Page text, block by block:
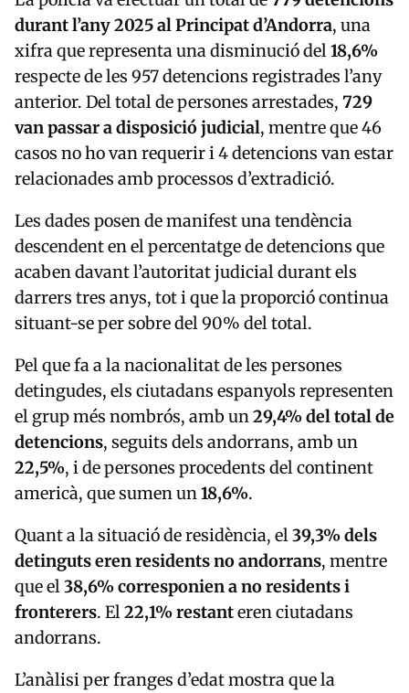
durant l’any 2025 al Principat d’Andorra, una
xifra que representa una disminució del18,6%
respecte de les 957 detencions registrades l’any
anterior. Del total de persones arrestades, 729
van passar a disposició judicial, mentre que 46
casos no ho van requerir i 4 detencions van estar
relacionades amb processos d’extradició.
Les dades posen de manifest una tendència
descendent en el percentatge de detencions que
acaben davant l’autoritat judicial durant els
darrers tres anys, tot i que la proporció continua
situant-se per sobre del 90% del total.
Pel que fa a la nacionalitat de les persones
detingudes, els ciutadans espanyols representen
el grup més nombrós, amb un29,4% del total de
detencions, seguits dels andorrans, amb un
22,5%, i de persones procedents del continent
americà, que sumen un18,6%.
Quant a la situació de residència, el39,3% dels
detinguts eren residents no andorrans, mentre
que el38,6% corresponien a no residents i
fronterers. El22,1% restanteren ciutadans
andorrans.
L’anàlisi per franges d’edat mostra que la